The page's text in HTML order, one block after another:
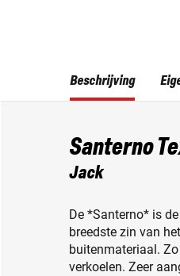
Beschrijving
Santerno
Jack
De *Santerno* is
breedste zin van
buitenmateriaal.
verkoelen. Zeer